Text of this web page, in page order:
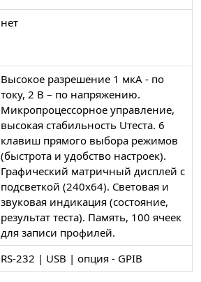
нет
Высокое разрешение 1 мкА - по
току, 2 В – по напряжению.
Микропроцессорное управление,
высокая стабильность Uтеста. 6
клавиш прямого выбора режимов
(быстрота и удобство настроек).
Графический матричный дисплей с
подсветкой (240х64). Световая и
звуковая индикация (состояние,
результат теста). Память, 100 ячеек
для записи профилей.
RS-232 | USB | опция - GPIB